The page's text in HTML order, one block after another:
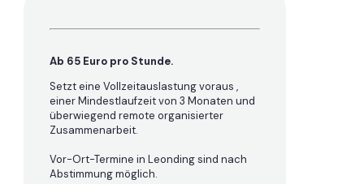
Ab 65 Euro pro Stunde.
Setzt eine Vollzeitauslastung voraus ,
einer Mindestlaufzeit von 3 Monaten und
überwiegend remote organisierter
Zusammenarbeit.
Vor-Ort-Termine in Leonding sind nach
Abstimmung möglich.